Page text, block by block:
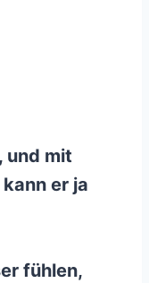
und mit
er ja
fühlen,